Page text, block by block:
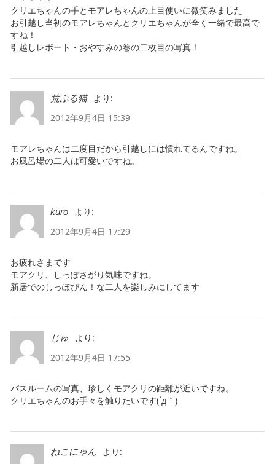
クリエちゃんの手とモアレちゃんの上目使いに微笑みました
お引越し当初のモアレちゃんとクリエちゃんが全く一緒で最高で
すね！
引越しレポート・おやすみの巻の二枚目の写真！
荒ぶる猫
より:
2012年9月4日 15:39
モアレちゃんは二度目だから引越しには慣れてるんですね。
お風呂場の二人は可愛いですね。
kuro
より:
2012年9月4日 17:29
お疲れさまです
モアクリ、しっぽさがり気味ですね。
新居でのしっぽぴん！な二人を楽しみにしてます
じゅ
より:
2012年9月4日 17:55
バスルームの写真、珍しくモアクリの距離が近いですね。
クリエちゃんのお手々を触りたいです(´д｀)
ねこにゃん
より: